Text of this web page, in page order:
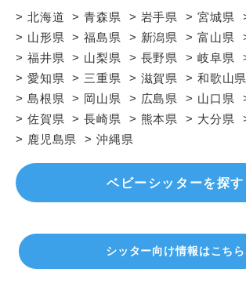
北海道
青森県 岩手県 宮城県
山形県
福島県 新潟県 富山県
福井県
山梨県 長野県 岐阜県
愛知県
三重県 滋賀県 和歌山県
島根県
岡山県 広島県 山口県
佐賀県
長崎県 熊本県 大分県
鹿児島県
沖縄県
ベビーシッターを探す
シッター向け情報はこちら